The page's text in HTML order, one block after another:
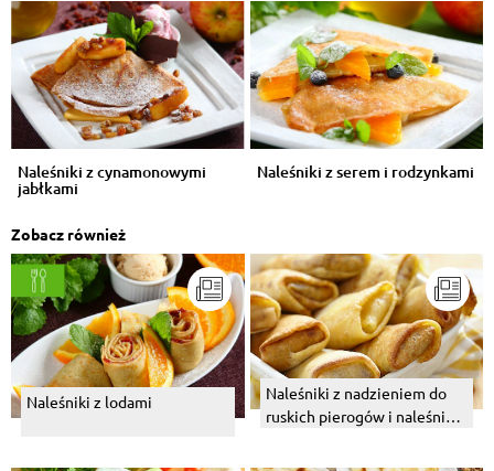
Naleśniki z cynamonowymi
jabłkami
Naleśniki z serem i rodzynkami
Zobacz również
Naleśniki z lodami
Naleśniki z nadzieniem do
ruskich pierogów i naleśniki